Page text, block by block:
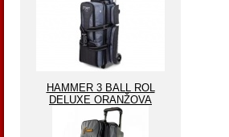
HAMMER 3 BALL ROL
DELUXE ORANŽOVA